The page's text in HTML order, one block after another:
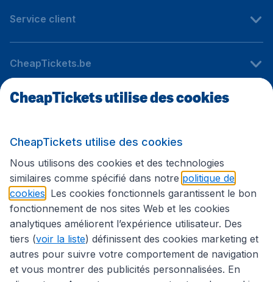
Service client
CheapTickets.be
Sites internationaux
Suivez CheapTickets.be
CheapTickets utilise des cookies
CheapTickets utilise des cookies
Nous utilisons des cookies et des technologies
similaires comme spécifié dans notre politique de
cookies . Les cookies fonctionnels garantissent le bon
fonctionnement de nos sites Web et les cookies
analytiques améliorent l’expérience utilisateur. Des
tiers (voir la liste) définissent des cookies marketing et
autres pour suivre votre comportement de navigation
et vous montrer des publicités personnalisées. En